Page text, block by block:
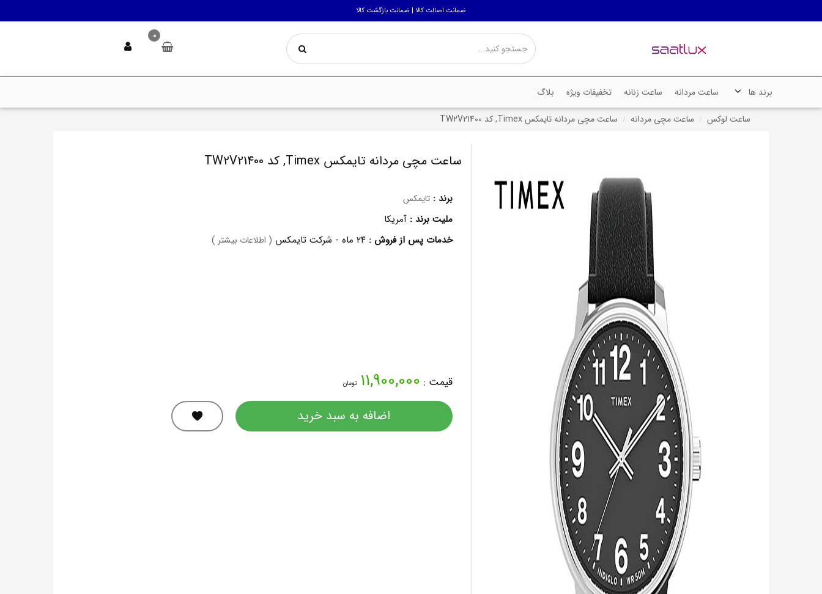
ضمانت اصالت کالا | ضمانت بازگشت کالا
0
برند ها ساعت مردانه ساعت زنانه تخفیفات ویژه
بلاگ
ساعت لوکس
ساعت مچی مردانه ساعت مچی مردانه تایمکس Timex, کد TW2V21400
ساعت مچی مردانه تایمکس Timex, کد TW2V21400
برند : تایمکس
ملیت برند :آمریکا
خدمات پس از فروش :۲۴ ماه - شرکت تایمکس ( اطلاعات بیشتر )
قیمت : 11,900,000 تومان
اضافه به سبد خرید